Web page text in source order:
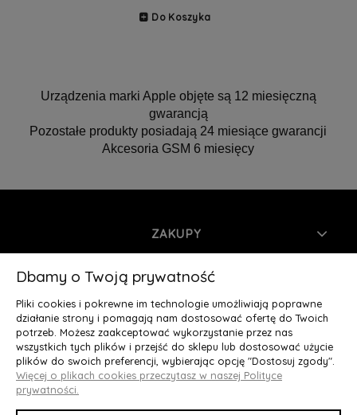
Do Koszyka
Urządzenia marki Apple objęte są 12 miesięczną
gwarancją
Pozostałe produkty posiadają 24 miesiące gwarancji
Akcesoria GSM 6 miesięcy
ZAKUPY
INFORMACJE
MOJE KONTO
O NAS
Deluxury.pl
Dbamy o Twoją prywatność
Pliki cookies i pokrewne im technologie umożliwiają poprawne
działanie strony i pomagają nam dostosować ofertę do Twoich
potrzeb. Możesz zaakceptować wykorzystanie przez nas
wszystkich tych plików i przejść do sklepu lub dostosować użycie
plików do swoich preferencji, wybierając opcję "Dostosuj zgody".
Więcej o plikach cookies przeczytasz w naszej Polityce
prywatności.